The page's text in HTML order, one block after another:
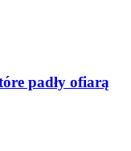
padły ofiarą